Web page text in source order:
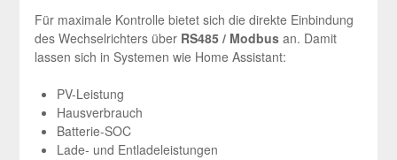
Für maximale Kontrolle bietet sich die direkte Einbindung
des Wechselrichters über RS485 / Modbusan. Damit
lassen sich in Systemen wie Home Assistant:
PV-Leistung
Hausverbrauch
Batterie-SOC
Lade- und Entladeleistungen